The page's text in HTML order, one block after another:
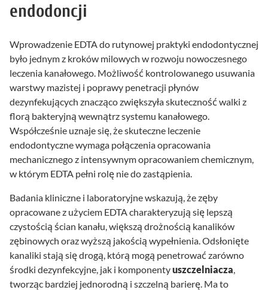
endodoncji
Wprowadzenie EDTA do rutynowej praktyki endodontycznej
było jednym z kroków milowych w rozwoju nowoczesnego
leczenia kanałowego. Możliwość kontrolowanego usuwania
warstwy mazistej i poprawy penetracji płynów
dezynfekujących znacząco zwiększyła skuteczność walki z
florą bakteryjną wewnątrz systemu kanałowego.
Współcześnie uznaje się, że skuteczne leczenie
endodontyczne wymaga połączenia opracowania
mechanicznego z intensywnym opracowaniem chemicznym,
w którym EDTA pełni rolę nie do zastąpienia.
Badania kliniczne i laboratoryjne wskazują, że zęby
opracowane z użyciem EDTA charakteryzują się lepszą
czystością ścian kanału, większą drożnością kanalików
zębinowych oraz wyższą jakością wypełnienia. Odsłonięte
kanaliki stają się drogą, którą mogą penetrować zarówno
środki dezynfekcyjne, jak i komponentyuszczelniacza,
tworząc bardziej jednorodną i szczelną barierę. Ma to